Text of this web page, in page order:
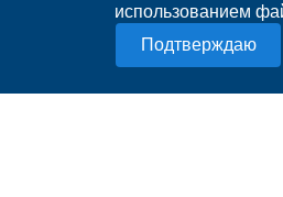
использованием
Политика конфиденциальности